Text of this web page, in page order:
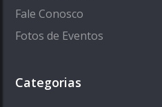
Fale Conosco
Fotos de Eventos
Categorias